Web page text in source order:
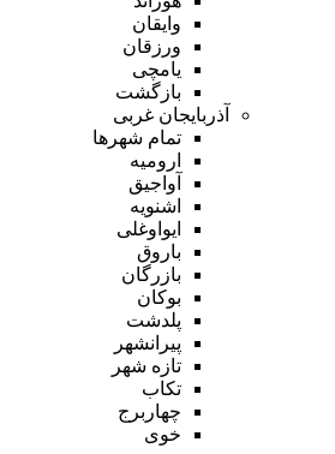
وایقان
ورزقان
یامچی
بازگشت
آذربایجان غربی
تمام شهر‌ها
ارومیه
آواجیق
اشنویه
ایواوغلی
باروق
بازرگان
بوکان
پلدشت
پیرانشهر
تازه شهر
تکاب
چهاربرج
خوی